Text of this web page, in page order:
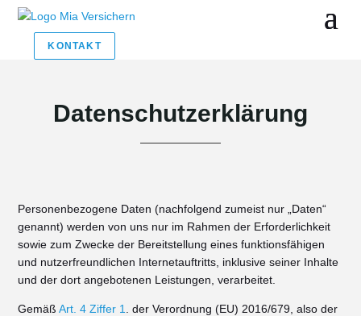
KONTAKT
Datenschutzerklärung
Personenbezogene Daten (nachfolgend zumeist nur „Daten“
genannt) werden von uns nur im Rahmen der Erforderlichkeit
sowie zum Zwecke der Bereitstellung eines funktionsfähigen
und nutzerfreundlichen Internetauftritts, inklusive seiner Inhalte
und der dort angebotenen Leistungen, verarbeitet.
GemäßArt. 4 Ziffer 1
. der Verordnung (EU) 2016/679, also der